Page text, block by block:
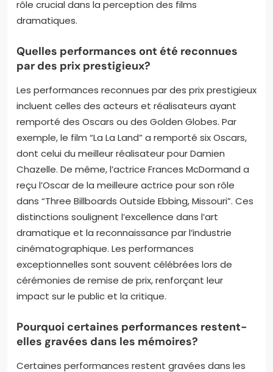
Leur présence peut générer des attentes élevées
et influencer les critiques. Par exemple, des études
obtiennent souvent de meilleures notes. La
réputation des acteurs peut également impacter
les décisions des distributeurs. En somme, les
performances et la notoriété des acteurs jouent un
rôle crucial dans la perception des films
dramatiques.
Quelles performances ont été reconnues
par des prix prestigieux?
Les performances reconnues par des prix prestigieux
incluent celles des acteurs et réalisateurs ayant
remporté des Oscars ou des Golden Globes. Par
exemple, le film “La La Land” a remporté six Oscars,
dont celui du meilleur réalisateur pour Damien
Chazelle. De même, l’actrice Frances McDormand a
reçu l’Oscar de la meilleure actrice pour son rôle
distinctions soulignent l’excellence dans l’art
dramatique et la reconnaissance par l’industrie
cinématographique. Les performances